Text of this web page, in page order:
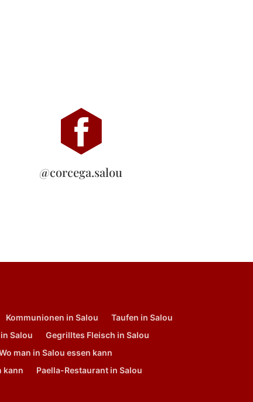
@corcega.salou
Kommunionen in Salou
Taufen in Salou
Salou
Gegrilltes Fleisch in Salou
man in Salou essen kann
kann
Paella-Restaurant in Salou